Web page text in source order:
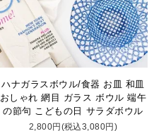
ハナガラスボウル/食器 お皿 和皿
おしゃれ 網目 ガラス ボウル 端午
の節句 こどもの日 サラダボウル
2,800円(税込3,080円)